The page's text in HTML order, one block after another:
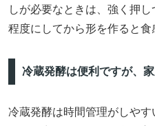
しが必要なときは、強く押
程度にしてから形を作ると食
冷蔵発酵は便利ですが、
冷蔵発酵は時間管理がしや